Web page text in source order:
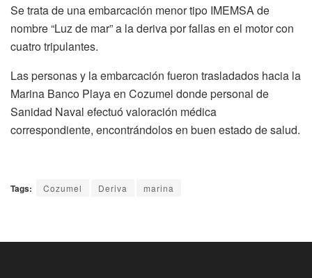
Se trata de una embarcación menor tipo IMEMSA de
nombre “Luz de mar” a la deriva por fallas en el motor con
cuatro tripulantes.
Las personas y la embarcación fueron trasladados hacia la
Marina Banco Playa en Cozumel donde personal de
Sanidad Naval efectuó valoración médica
correspondiente, encontrándolos en buen estado de salud.
Tags: Cozumel Deriva marina